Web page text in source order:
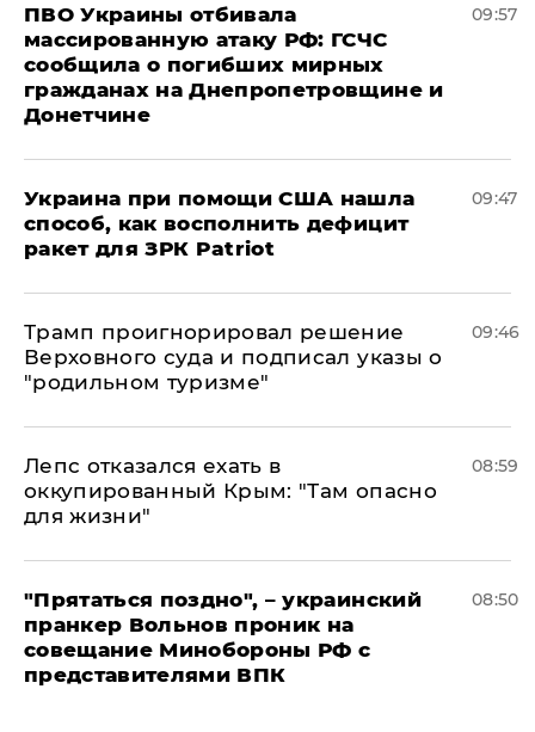
ПВО Украины отбивала
массированную атаку РФ: ГСЧС
сообщила о погибших мирных
гражданах на Днепропетровщине и
Донетчине
09:57
Украина при помощи США нашла
способ, как восполнить дефицит
ракет для ЗРК Patriot
09:47
Трамп проигнорировал решение
Верховного суда и подписал указы о
"родильном туризме"
09:46
Лепс отказался ехать в
оккупированный Крым: "Там опасно
для жизни"
08:59
"Прятаться поздно", – украинский
пранкер Вольнов проник на
совещание Минобороны РФ с
представителями ВПК
08:50